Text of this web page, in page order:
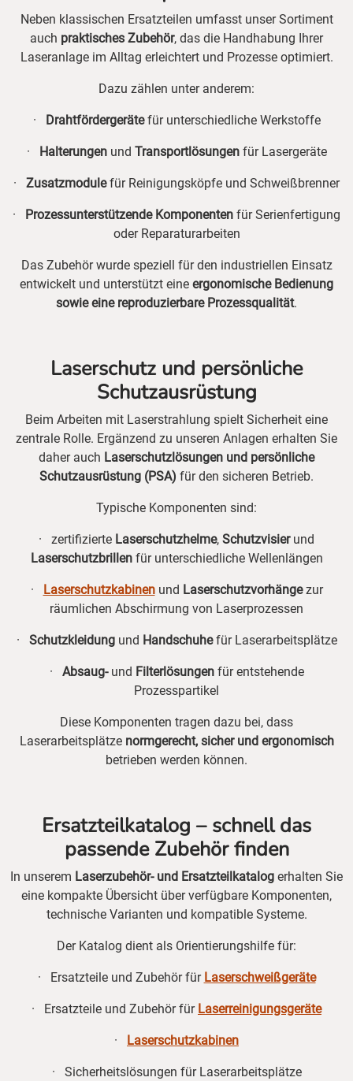
Neben klassischen Ersatzteilen umfasst unser Sortiment
auch praktisches Zubehör, das die Handhabung Ihrer
Laseranlage im Alltag erleichtert und Prozesse optimiert.
Dazu zählen unter anderem:
· Drahtfördergerätefür unterschiedliche Werkstoffe
· Halterungen und Transportlösungen für Lasergeräte
· Zusatzmodulefür Reinigungsköpfe und Schweißbrenner
· Prozessunterstützende Komponenten für Serienfertigung
oder Reparaturarbeiten
Das Zubehör wurde speziell für den industriellen Einsatz
entwickelt und unterstützt eine ergonomische Bedienung
sowie eine reproduzierbare Prozessqualität.
Laserschutz und persönliche
Schutzausrüstung
Beim Arbeiten mit Laserstrahlung spielt Sicherheit eine
zentrale Rolle. Ergänzend zu unseren Anlagen erhalten Sie
daher auch Laserschutzlösungen und persönliche
Schutzausrüstung (PSA) für den sicheren Betrieb.
Typische Komponenten sind:
· zertifizierte Laserschutzhelme, Schutzvisier und
Laserschutzbrillenfür unterschiedliche Wellenlängen
· Laserschutzkabinenund Laserschutzvorhängezur
räumlichen Abschirmung von Laserprozessen
· Schutzkleidungund Handschuhefür Laserarbeitsplätze
· Absaug- und Filterlösungenfür entstehende
Prozesspartikel
Diese Komponenten tragen dazu bei, dass
Laserarbeitsplätze normgerecht, sicher und ergonomisch
betrieben werden können.
Ersatzteilkatalog – schnell das
passende Zubehör finden
In unserem Laserzubehör- und Ersatzteilkatalog erhalten Sie
eine kompakte Übersicht über verfügbare Komponenten,
technische Varianten und kompatible Systeme.
Der Katalog dient als Orientierungshilfe für:
· Ersatzteile und Zubehör für Laserschweißgeräte
· Ersatzteile und Zubehör für Laserreinigungsgeräte
· Laserschutzkabinen
· Sicherheitslösungen für Laserarbeitsplätze